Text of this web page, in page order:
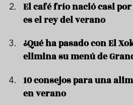
El café frío nació casi
es el rey del verano
¿Qué ha pasado con El
elimina su menú de
10 consejos para una
en verano